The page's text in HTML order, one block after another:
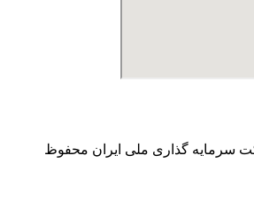
سرمایه گذاری ملی ایران محفوظ